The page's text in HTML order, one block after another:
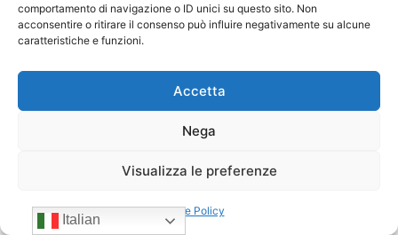
comportamento di navigazione o ID unici su questo sito. Non
acconsentire o ritirare il consenso può influire negativamente su alcune
caratteristiche e funzioni.
Accetta
Nega
Visualizza le preferenze
Cookie Policy
Mario Toniutti confermato Vice
Presidente di CONFIDA per il
quadriennio 2026-2030
15/07/2026
Italian